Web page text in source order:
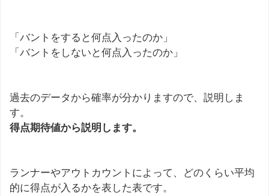
「バントをすると何点入ったのか」
「バントをしないと何点入ったのか」
過去のデータから確率が分かりますので、説明しま
す。
得点期待値から説明します。
ランナーやアウトカウントによって、どのくらい平均
的に得点が入るかを表した表です。